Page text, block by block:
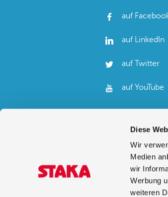
Diese
Wir
Medien
wir
Werbung
weiteren
auf
auf LinkedIn
auf Twitter
auf YouTube